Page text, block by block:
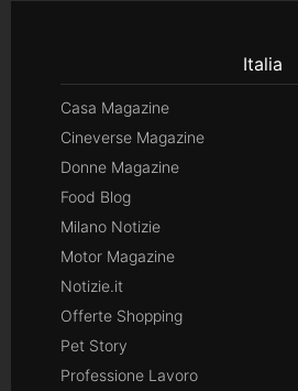
Italia
Casa Magazine
Cineverse Magazine
Donne Magazine
Food Blog
Milano Notizie
Motor Magazine
Notizie.it
Offerte Shopping
Pet Story
Professione Lavoro